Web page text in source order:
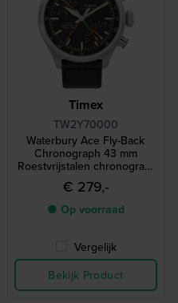
Timex
TW2Y70000
Waterbury Ace Fly-Back
Chronograph 43 mm
Roestvrijstalen chronograaf
met luchtvaartfunctie
€ 279,-
● Op voorraad
Vergelijk
Bekijk Product